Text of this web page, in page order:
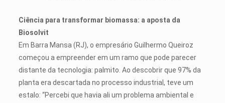
Ciência para transformar biomassa: a aposta da
Biosolvit
Em Barra Mansa (RJ), o empresário Guilhermo Queiroz
começou a empreender em um ramo que pode parecer
distante da tecnologia: palmito. Ao descobrir que 97% da
planta era descartada no processo industrial, teve um
estalo: “Percebi que havia ali um problema ambiental e